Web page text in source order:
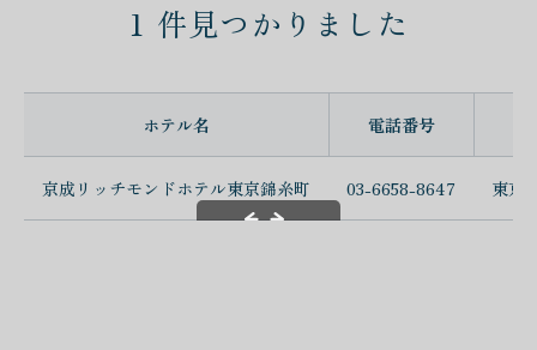
1 件見つかりました
ホテル名 電話番号
京成リッチモンドホテル東京錦糸町 03-6658-8647 東京